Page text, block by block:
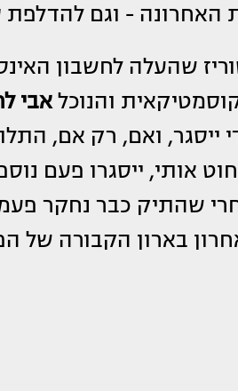
- וגם להדלפת
שהעלה לחשבון
והנוכלאבי
ייסגר, ואם, רק אם,
אותי, ייסגרו פעם
שהתיק כבר נחקר
בארון הקבורה של